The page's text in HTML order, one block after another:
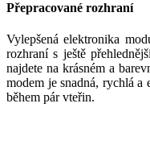
Přepracované rozhraní
Vylepšená elektronika
rozhraní s ještě
najdete na krásném a
modem je snadná, rychlá a
během pár vteřin.